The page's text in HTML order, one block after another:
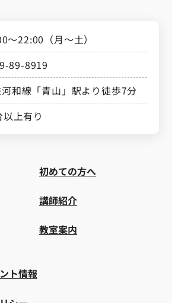
～22:00（月～土）
89-8919
和線「青山」駅より徒歩7分
上有り
初めての方へ
講師紹介
教室案内
ト情報